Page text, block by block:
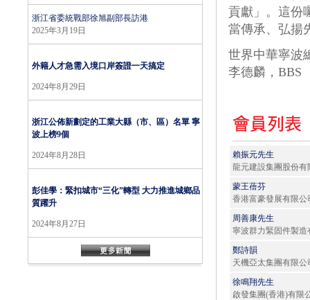
浙江省委統戰部徐旭副部長訪港
2025年3月19日
外籍人才急需入境口岸簽證一天搞定
2024年8月29日
浙江公佈新劃定的工業大縣（市、區）名單 寧
波上榜9個
2024年8月28日
彭佳學：緊扣城市“三化”轉型 大力推進城鄉品
質躍升
2024年8月27日
貢獻」。這份
當傳承、弘揚
世界中華寧波
李德麟，BBS
賴振元先生
龍元建設集團股份有
蒙王蓓芬
香港富豪發展有限公
周善康先生
寧波群力緊固件製造
鄭詩韻
天機亞太集團有限公
徐鳴翔先生
啟發集團(香港)有限